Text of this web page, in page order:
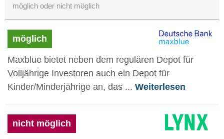
möglich oder nicht möglich
möglich
Maxblue bietet neben dem regulären Depot für
Volljährige Investoren auch ein Depot für
Kinder/Minderjährige an, das ... Weiterlesen
nicht möglich